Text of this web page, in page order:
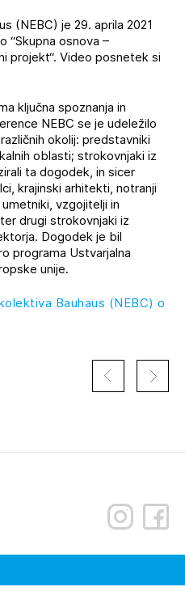
(NEBC) je 29. aprila 2021
“Skupna osnova –
projekt“. Video posnetek si
ključna spoznanja in
NEBC se je udeležilo
okolij: predstavniki
oblasti; strokovnjaki iz
ta dogodek, in sicer
krajinski arhitekti, notranji
vzgojitelji in
drugi strokovnjaki iz
Dogodek je bil
programa Ustvarjalna
unije.
Bauhaus (NEBC) o